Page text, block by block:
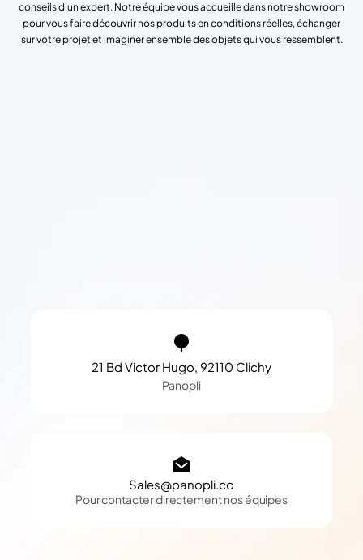
conseils d'un expert. Notre équipe vous accueille dans notre showroom
pour vous faire découvrir nos produits en conditions réelles, échanger
sur votre projet et imaginer ensemble des objets qui vous ressemblent.
21 Bd Victor Hugo, 92110 Clichy
Panopli
Sales@panopli.co
Pour contacter directement nos équipes